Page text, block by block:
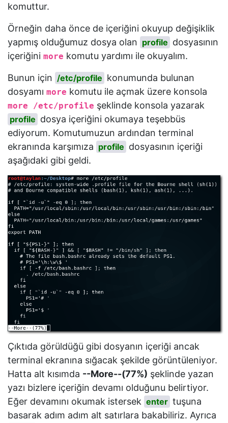
komuttur.
Örneğin daha önce de içeriğini okuyup değişiklik
yapmış olduğumuz dosya olan profile dosyasının
içeriğini more komutu yardımı ile okuyalım.
Bunun için /etc/profile konumunda bulunan
dosyamı more komutu ile açmak üzere konsola
more /etc/profile şeklinde konsola yazarak
profile dosya içeriğini okumaya teşebbüs
ediyorum. Komutumuzun ardından terminal
ekranında karşımıza profile dosyasının içeriği
aşağıdaki gibi geldi.
Çıktıda görüldüğü gibi dosyanın içeriği ancak
terminal ekranına sığacak şekilde görüntüleniyor.
Hatta alt kısımda --More--(77%) şeklinde yazan
yazı bizlere içeriğin devamı olduğunu belirtiyor.
Eğer devamını okumak istersek enter tuşuna
basarak adım adım alt satırlara bakabiliriz. Ayrıca